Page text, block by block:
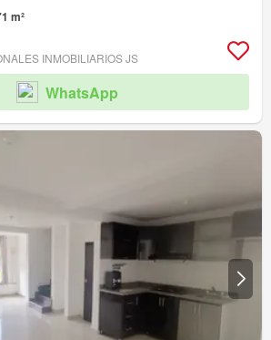
m²
INMOBILIARIOS JS
WhatsApp